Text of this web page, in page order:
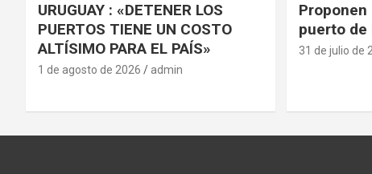
URUGUAY : «DETENER LOS
PUERTOS TIENE UN COSTO
ALTÍSIMO PARA EL PAÍS»
1 de agosto de 2026 admin
Proponen
puerto de
31 de julio de